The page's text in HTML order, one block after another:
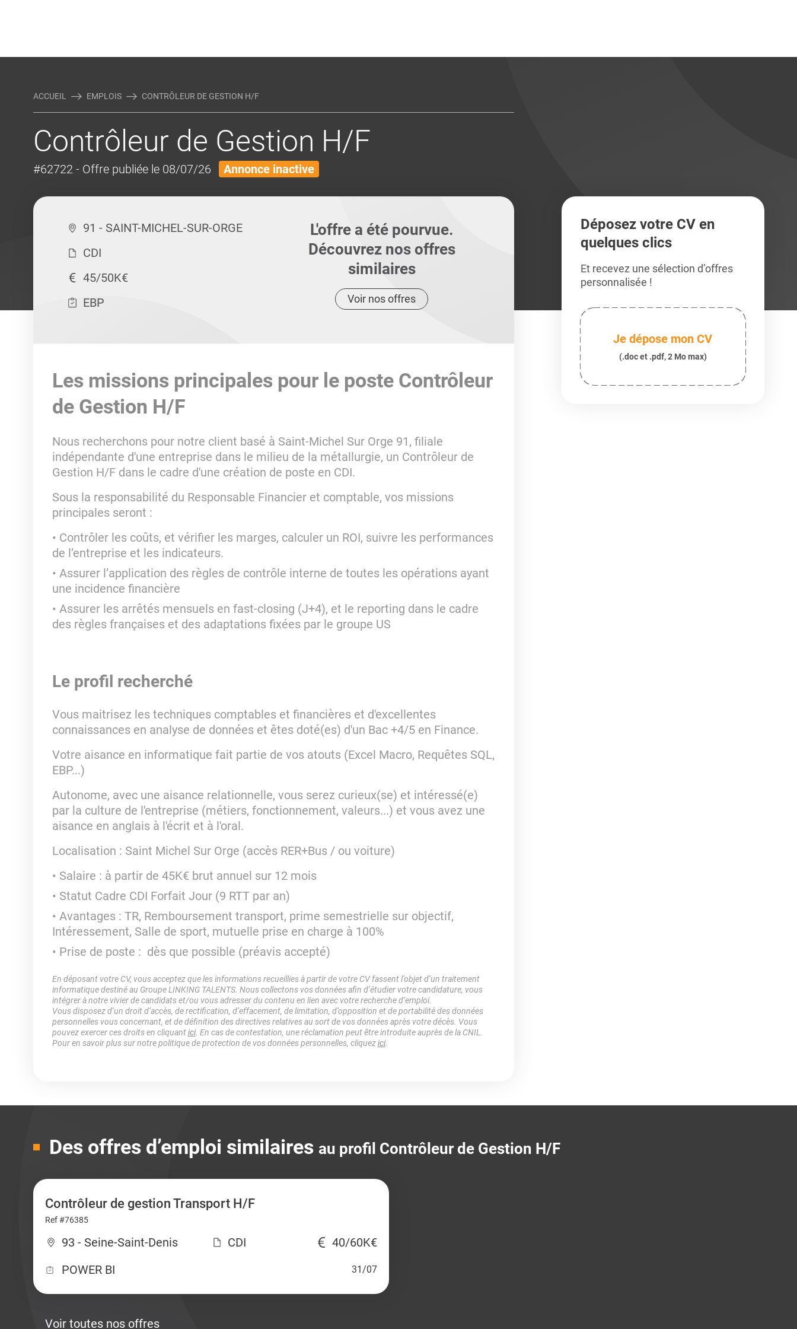
ACCUEIL EMPLOIS CONTRÔLEUR DE GESTION H/F
Contrôleur de Gestion H/F
#62722 - Offre publiée le 08/07/26 Annonce inactive
91 - SAINT-MICHEL-SUR-ORGE
CDI
45/50K€
EBP
L'offre a été pourvue.
Découvrez nos offres
similaires
Voir nos offres
Les missions principales pour le poste Contrôleur
de Gestion H/F
Nous recherchons pour notre client basé à Saint-Michel Sur Orge 91, filiale
indépendante d'une entreprise dans le milieu de la métallurgie, un Contrôleur de
Gestion H/F dans le cadre d'une création de poste en CDI.
Sous la responsabilité du Responsable Financier et comptable, vos missions
principales seront :
Contrôler les coûts, et vérifier les marges, calculer un ROI, suivre les performances
de l’entreprise et les indicateurs.
Assurer l’application des règles de contrôle interne de toutes les opérations ayant
une incidence financière
Assurer les arrêtés mensuels en fast-closing (J+4), et le reporting dans le cadre
des règles françaises et des adaptations fixées par le groupe US
Le profil recherché
Vous maitrisez les techniques comptables et financières et d'excellentes
connaissances en analyse de données et êtes doté(es) d'un Bac +4/5 en Finance.
Votre aisance en informatique fait partie de vos atouts (Excel Macro, Requêtes SQL,
EBP...)
Autonome, avec une aisance relationnelle, vous serez curieux(se) et intéressé(e)
par la culture de l'entreprise (métiers, fonctionnement, valeurs...) et vous avez une
aisance en anglais à l'écrit et à l'oral.
Localisation : Saint Michel Sur Orge (accès RER+Bus / ou voiture)
Salaire : à partir de 45K€ brut annuel sur 12 mois
Statut Cadre CDI Forfait Jour (9 RTT par an)
Avantages : TR, Remboursement transport, prime semestrielle sur objectif,
Intéressement, Salle de sport, mutuelle prise en charge à 100%
Prise de poste : dès que possible (préavis accepté)
En déposant votre CV, vous acceptez que les informations recueillies à partir de votre CV fassent l’objet d’un traitement
informatique destiné au Groupe LINKING TALENTS. Nous collectons vos données afin d’étudier votre candidature, vous
intégrer à notre vivier de candidats et/ou vous adresser du contenu en lien avec votre recherche d’emploi.
Vous disposez d’un droit d’accès, de rectification, d’effacement, de limitation, d’opposition et de portabilité des données
personnelles vous concernant, et de définition des directives relatives au sort de vos données après votre décès. Vous
pouvez exercer ces droits en cliquantici. En cas de contestation, une réclamation peut être introduite auprès de la CNIL.
Pour en savoir plus sur notre politique de protection de vos données personnelles, cliquezici.
Déposez votre CV en
quelques clics
Et recevez une sélection d’offres
personnalisée !
Je dépose mon CV
(.doc et .pdf, 2 Mo max)
Des offres d’emploi similaires au profil Contrôleur de Gestion H/F
Contrôleur de gestion Transport H/F
Ref #76385
93 - Seine-Saint-Denis CDI
40/60K€
POWER BI
31/07
Voir toutes nos offres